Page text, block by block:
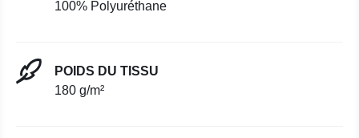
100% Polyuréthane
POIDS DU TISSU
180 g/m²